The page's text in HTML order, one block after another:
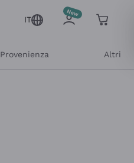
IT
Provenienza Altri